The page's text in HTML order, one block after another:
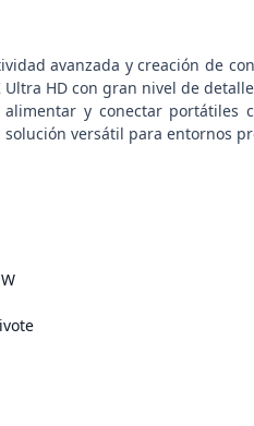
avanzada y creación de
HD con gran nivel de
y conectar portátiles
versátil para entornos